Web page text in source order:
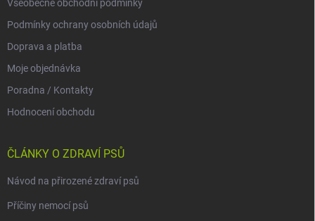
Všeobecné obchodní podmínky
Podmínky ochrany osobních údajů
Doprava a platba
Moje objednávka
Poradna / Kontakty
Hodnocení obchodu
ČLÁNKY O ZDRAVÍ PSŮ
Návod na přirozené zdraví psů
Příčiny nemocí psů